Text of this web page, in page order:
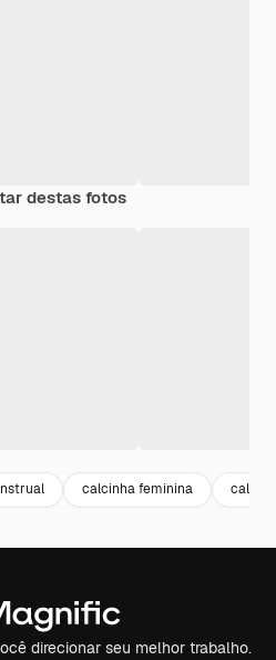
destas fotos
calcinha feminina
direcionar seu melhor trabalho.